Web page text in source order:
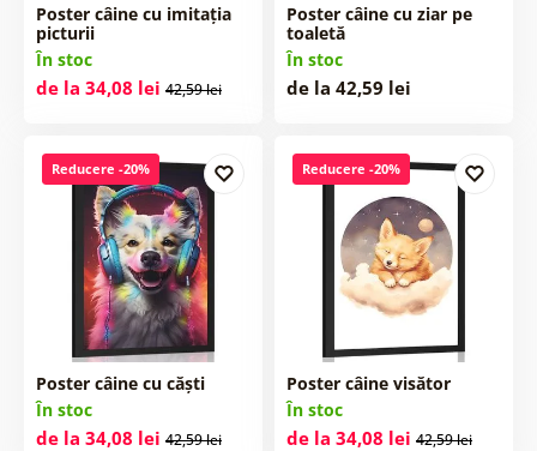
Poster câine cu imitația
picturii
În stoc
de la 34,08 lei 42,59 lei
Poster câine cu ziar pe
toaletă
În stoc
de la 42,59 lei
Reducere -20%
Poster câine cu căști
În stoc
de la 34,08 lei 42,59 lei
Reducere -20%
Poster câine visător
În stoc
de la 34,08 lei 42,59 lei